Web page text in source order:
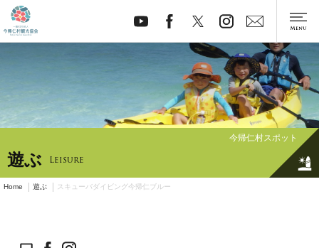
今帰仁村スポット
遊ぶ Leisure
Home 遊ぶ スキューバダイビング今帰仁ブルー